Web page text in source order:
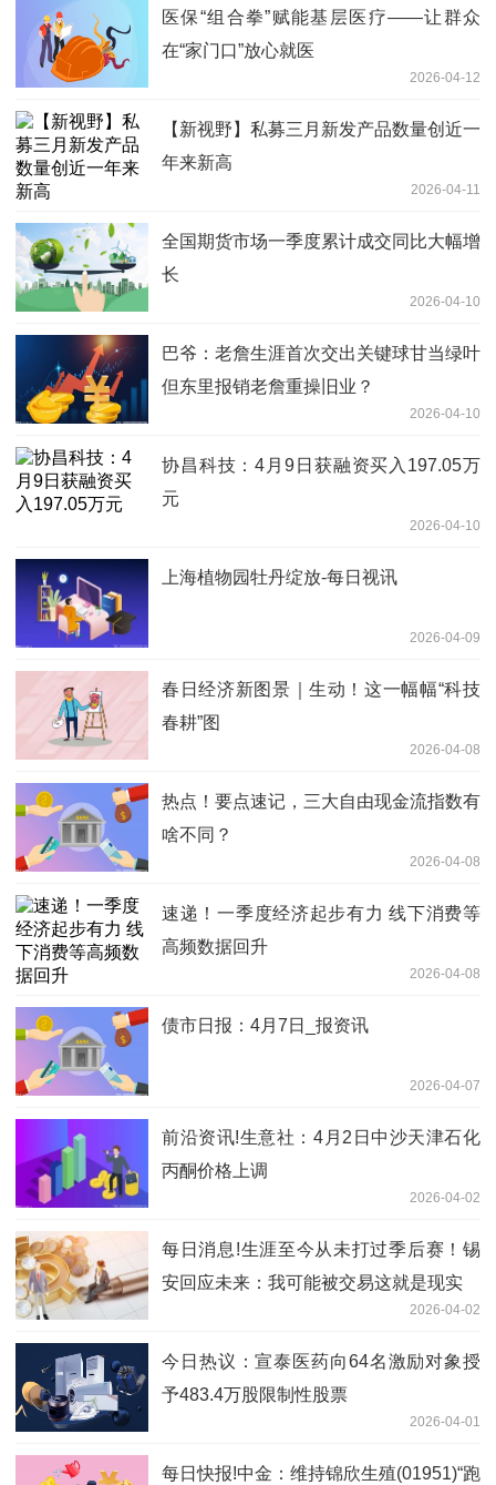
医保“组合拳”赋能基层医疗——让群众
在“家门口”放心就医
2026-04-12
【新视野】私募三月新发产品数量创近一
年来新高
2026-04-11
全国期货市场一季度累计成交同比大幅增
长
2026-04-10
巴爷：老詹生涯首次交出关键球甘当绿叶
但东里报销老詹重操旧业？
2026-04-10
协昌科技：4月9日获融资买入197.05万
元
2026-04-10
上海植物园牡丹绽放-每日视讯
2026-04-09
春日经济新图景｜生动！这一幅幅“科技
春耕”图
2026-04-08
热点！要点速记，三大自由现金流指数有
啥不同？
2026-04-08
速递！一季度经济起步有力 线下消费等
高频数据回升
2026-04-08
债市日报：4月7日_报资讯
2026-04-07
前沿资讯!生意社：4月2日中沙天津石化
丙酮价格上调
2026-04-02
每日消息!生涯至今从未打过季后赛！锡
安回应未来：我可能被交易这就是现实
2026-04-02
今日热议：宣泰医药向64名激励对象授
予483.4万股限制性股票
2026-04-01
每日快报!中金：维持锦欣生殖(01951)“跑